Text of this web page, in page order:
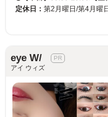
定休日： 第2月曜日/第4月曜
eye W/
アイ ウィズ